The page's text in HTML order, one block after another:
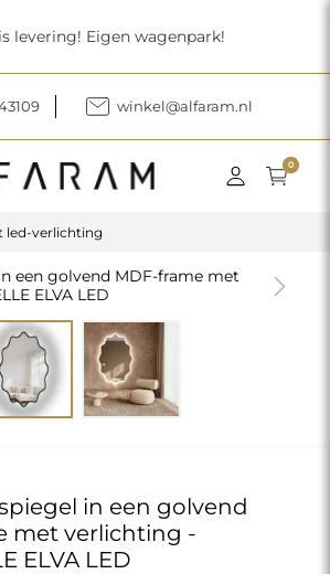
levering! Eigen wagenpark!
winkel@alfaram.nl
0
led-verlichting
Next
in een golvend
met verlichting -
ELVA LED